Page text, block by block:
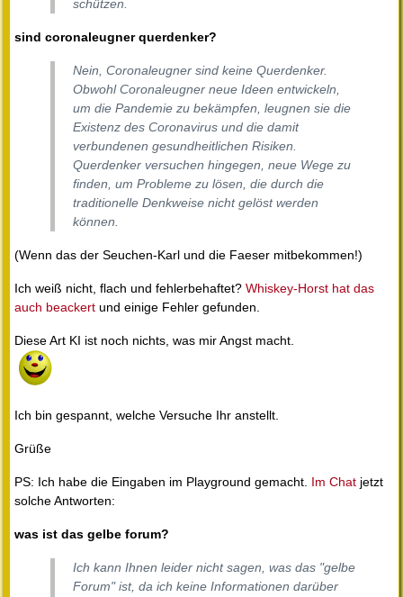
schützen.
sind coronaleugner querdenker?
Nein, Coronaleugner sind keine Querdenker.
Obwohl Coronaleugner neue Ideen entwickeln,
um die Pandemie zu bekämpfen, leugnen sie die
Existenz des Coronavirus und die damit
verbundenen gesundheitlichen Risiken.
Querdenker versuchen hingegen, neue Wege zu
finden, um Probleme zu lösen, die durch die
traditionelle Denkweise nicht gelöst werden
können.
(Wenn das der Seuchen-Karl und die Faeser mitbekommen!)
Ich weiß nicht, flach und fehlerbehaftet? Whiskey-Horst hat das
auch beackert und einige Fehler gefunden.
Diese Art KI ist noch nichts, was mir Angst macht.
Ich bin gespannt, welche Versuche Ihr anstellt.
Grüße
PS: Ich habe die Eingaben im Playground gemacht. Im Chat jetzt
solche Antworten:
was ist das gelbe forum?
Ich kann Ihnen leider nicht sagen, was das "gelbe
Forum" ist, da ich keine Informationen darüber